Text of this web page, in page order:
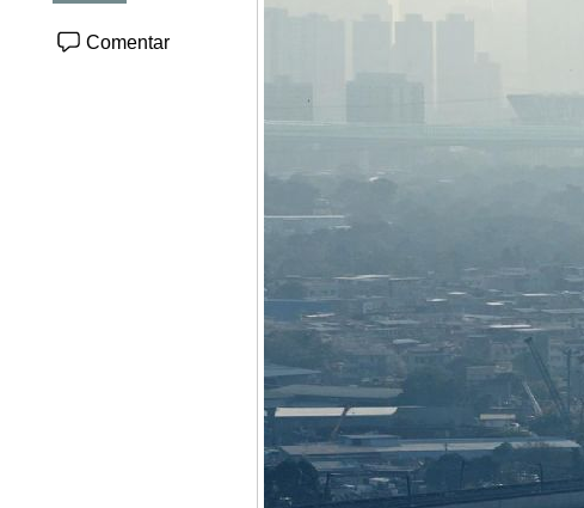
Comentar